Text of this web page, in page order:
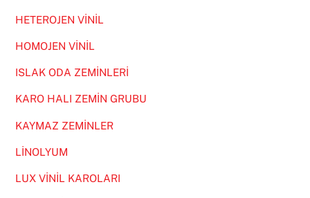
HETEROJEN VİNİL
HOMOJEN VİNİL
ISLAK ODA ZEMİNLERİ
KARO HALI ZEMİN GRUBU
KAYMAZ ZEMİNLER
LİNOLYUM
LUX VİNİL KAROLARI